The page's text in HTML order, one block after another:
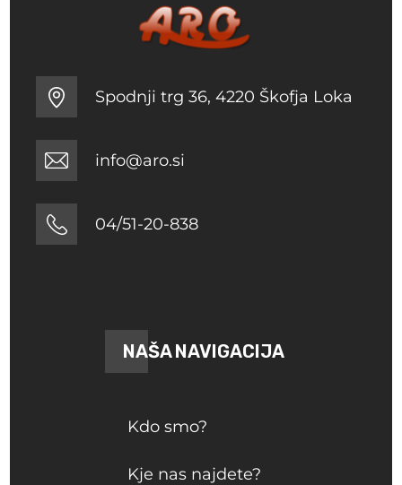
Spodnji trg 36, 4220 Škofja Loka
info@aro.si
04/51-20-838
NAŠA NAVIGACIJA
Kdo smo?
Kje nas najdete?